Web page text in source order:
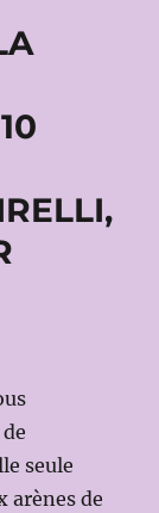
seule
arènes de